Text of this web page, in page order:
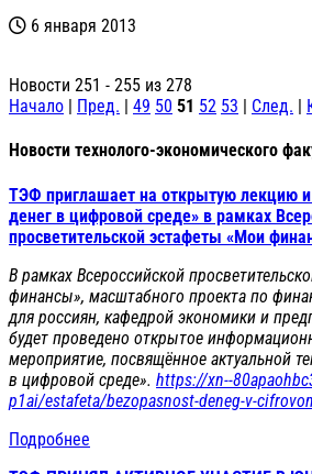
6 января 2013
Новости 251 - 255 из 278
Начало | Пред. | 49 50 51 52 53 | След. |
Новости технолого-экономического
ТЭФ приглашает на открытую лекцию и
денег в цифровой среде» в рамках
просветительской эстафеты «Мои
В рамках Всероссийской
финансы», масштабного проекта по
для россиян, кафедрой экономики и
будет проведено открытое
мероприятие, посвящённое актуальной
в цифровой среде». https://xn--
p1ai/estafeta/bezopasnost-deneg-v-
Подробнее